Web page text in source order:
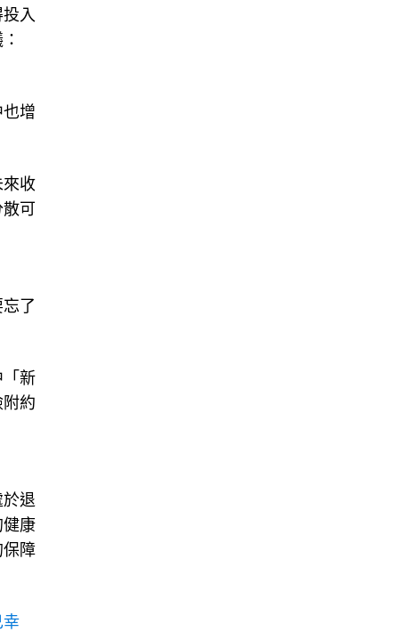
入
增
來收
可
了
「新
約
於退
健康
保障
幸